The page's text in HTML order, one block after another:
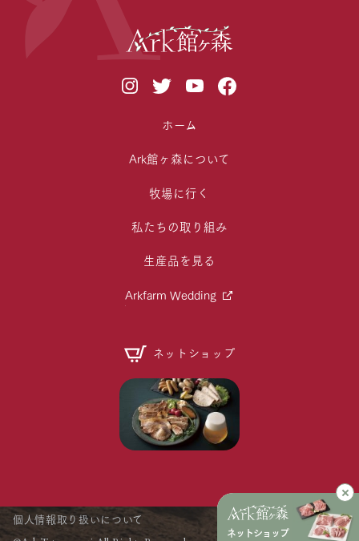
ネットショップ
ホーム
Ark館ヶ森について
牧場に行く
私たちの取り組み
生産品を見る
Arkfarm Wedding
ネットショップ
個人情報取り扱いについて